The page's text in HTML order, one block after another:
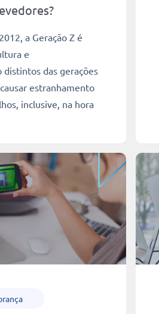
a Geração Z é
e
das gerações
estranhamento
inclusive, na hora
Ler mais